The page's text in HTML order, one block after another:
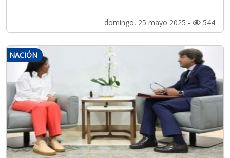
domingo, 25 mayo 2025 - 544
NACIÓN